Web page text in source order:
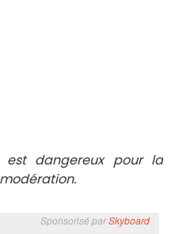
est dangereux pour la